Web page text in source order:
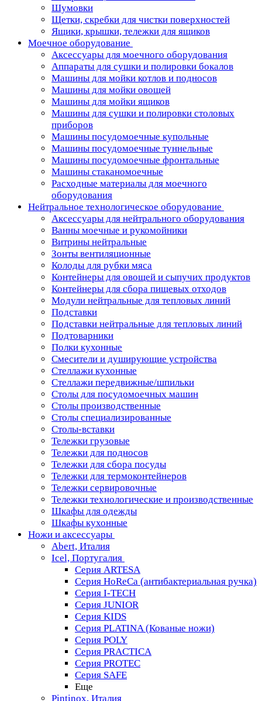
Шумовки
Щетки, скребки для чистки поверхностей
Ящики, крышки, тележки для ящиков
Моечное оборудование
Аксессуары для моечного оборудования
Аппараты для сушки и полировки бокалов
Машины для мойки котлов и подносов
Машины для мойки овощей
Машины для мойки ящиков
Машины для сушки и полировки столовых
приборов
Машины посудомоечные купольные
Машины посудомоечные туннельные
Машины посудомоечные фронтальные
Машины стаканомоечные
Расходные материалы для моечного
оборудования
Нейтральное технологическое оборудование
Аксессуары для нейтрального оборудования
Ванны моечные и рукомойники
Витрины нейтральные
Зонты вентиляционные
Колоды для рубки мяса
Контейнеры для овощей и сыпучих продуктов
Контейнеры для сбора пищевых отходов
Модули нейтральные для тепловых линий
Подставки
Подставки нейтральные для тепловых линий
Подтоварники
Полки кухонные
Смесители и душирующие устройства
Стеллажи кухонные
Стеллажи передвижные/шпильки
Столы для посудомоечных машин
Столы производственные
Столы специализированные
Столы-вставки
Тележки грузовые
Тележки для подносов
Тележки для сбора посуды
Тележки для термоконтейнеров
Тележки сервировочные
Тележки технологические и производственные
Шкафы для одежды
Шкафы кухонные
Ножи и аксессуары
Abert, Италия
Icel, Португалия
Серия ARTESA
Серия HoReCa (антибактериальная ручка)
Серия I-TECH
Серия JUNIOR
Серия KIDS
Серия PLATINA (Кованые ножи)
Серия POLY
Серия PRACTICA
Серия PROTEC
Серия SAFE
Еще
Pintinox, Италия